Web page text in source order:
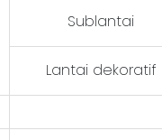
Sublantai
Lantai dekoratif